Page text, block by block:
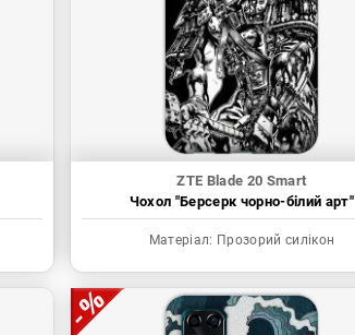
ZTE Blade 20 Smart
Чохол "Берсерк чорно-білий арт"
Матеріал: Прозорий силікон